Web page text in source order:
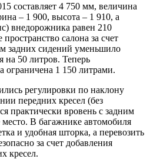
составляет 4 750 мм, величина
– 1 900, высота – 1 910, а
внедорожника равен 210
салона за счет
задних сидений уменьшило
на 50 литров. Теперь
ограничена 1 150 литрами.
регулировки по наклону
передних кресел (без
практически вровень с задним
место. В багажнике автомобиля
и удобная шторка, а перевозить
за счет добавления
кресел.